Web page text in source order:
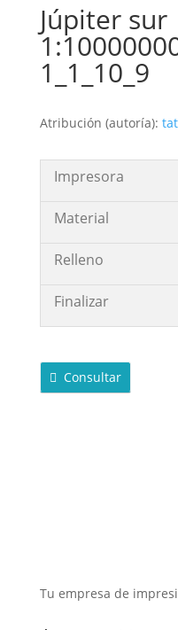
Júpiter sur
1_1_10_9
Atribución (autoría):
Impresora
Material
Relleno
Finalizar
Consultar
Tu empresa de